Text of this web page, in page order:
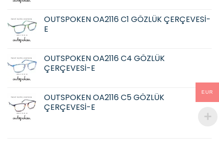
OUTSPOKEN OA2116 C1 GÖZLÜK ÇERÇEVESİ-
E
OUTSPOKEN OA2116 C4 GÖZLÜK
ÇERÇEVESİ-E
OUTSPOKEN OA2116 C5 GÖZLÜK
ÇERÇEVESİ-E
EUR